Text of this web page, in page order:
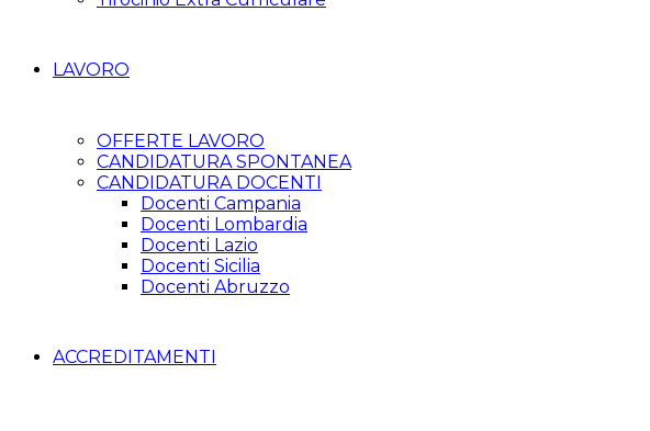
LAVORO
OFFERTE LAVORO
CANDIDATURA SPONTANEA
CANDIDATURA DOCENTI
Docenti Campania
Docenti Lombardia
Docenti Lazio
Docenti Sicilia
Docenti Abruzzo
ACCREDITAMENTI